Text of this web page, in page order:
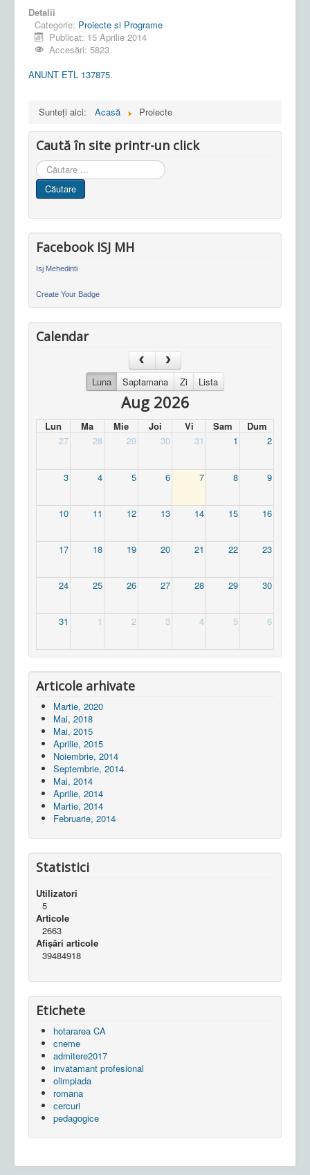
Detalii
Categorie: Proiecte si Programe
Publicat: 15 Aprilie 2014
Accesări: 5823
ANUNT ETL 137875.
Sunteți aici: Acasă Proiecte
Caută în site printr-un click
Cauta
in
site
Căutare
Facebook ISJ MH
Isj Mehedinti
Create Your Badge
Calendar
Luna Saptamana Zi Lista
Aug 2026
Lun Ma Mie Joi Vi Sam
Dum
27
28 29 30 31 1 2
3 4 5 6 7 8 9
10 11 12 13 14 15 16
17 18 19 20 21 22 23
24 25 26 27 28 29 30
31 1 2 3 4 5 6
Articole arhivate
Martie, 2020
Mai, 2018
Mai, 2015
Aprilie, 2015
Noiembrie, 2014
Septembrie, 2014
Mai, 2014
Aprilie, 2014
Martie, 2014
Februarie, 2014
Statistici
Utilizatori
5
Articole
2663
Afișări articole
39484918
Etichete
hotararea CA
cneme
admitere2017
invatamant profesional
olimpiada
romana
cercuri
pedagogice